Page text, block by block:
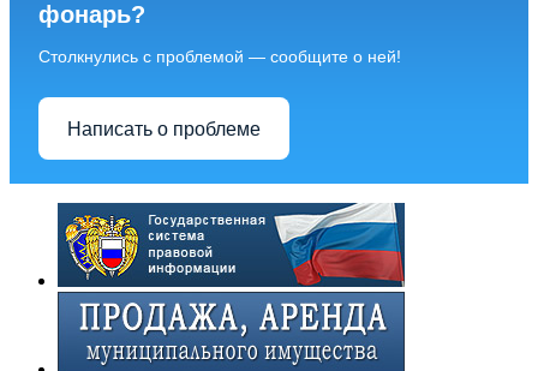
фонарь?
Столкнулись с проблемой — сообщите о ней!
Написать о проблеме